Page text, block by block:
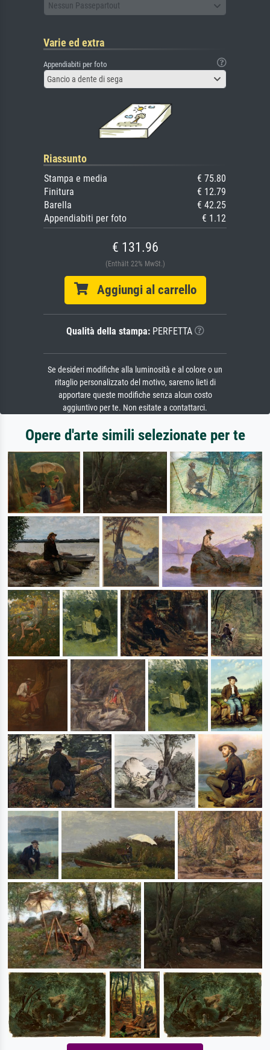
Nessun Passepartout
Varie ed extra
Appendiabiti per foto
Gancio a dente di sega
Riassunto
Stampa e media
€ 75.80
Finitura
€ 12.79
Barella
€ 42.25
Appendiabiti per foto
€ 1.12
€ 131.96
(Enthält 22% MwSt.)
Aggiungi al carrello
Qualità della stampa:PERFETTA
Se desideri modifiche alla luminosità e al colore o un
ritaglio personalizzato del motivo, saremo lieti di
apportare queste modifiche senza alcun costo
aggiuntivo per te. Non esitate a contattarci.
Opere d'arte simili selezionate per te